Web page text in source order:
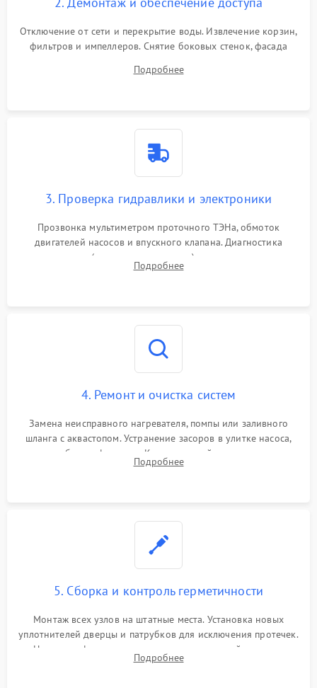
Отключение от сети и перекрытие воды. Извлечение корзин,
фильтров и импеллеров. Снятие боковых стенок, фасада
циркуляционному насосу, ТЭНу и сливной помпе.
Подробнее
3. Проверка гидравлики и электроники
Прозвонка мультиметром проточного ТЭНа, обмоток
двигателей насосов и впускного клапана. Диагностика
прессостата (датчика уровня воды), датчика мутности,
концевика дверцы и электронного модуля управления.
Подробнее
4. Ремонт и очистка систем
Замена неисправного нагревателя, помпы или заливного
шланга с аквастопом. Устранение засоров в улитке насоса,
патрубках и фильтрах. Компонентный ремонт платы
управления, восстановление поврежденной проводки.
Подробнее
5. Сборка и контроль герметичности
Монтаж всех узлов на штатные места. Установка новых
уплотнителей дверцы и патрубков для исключения протечек.
Надежная фиксация хомутов гидравлической системы,
сборка корпуса и установка датчика поплавка.
Подробнее